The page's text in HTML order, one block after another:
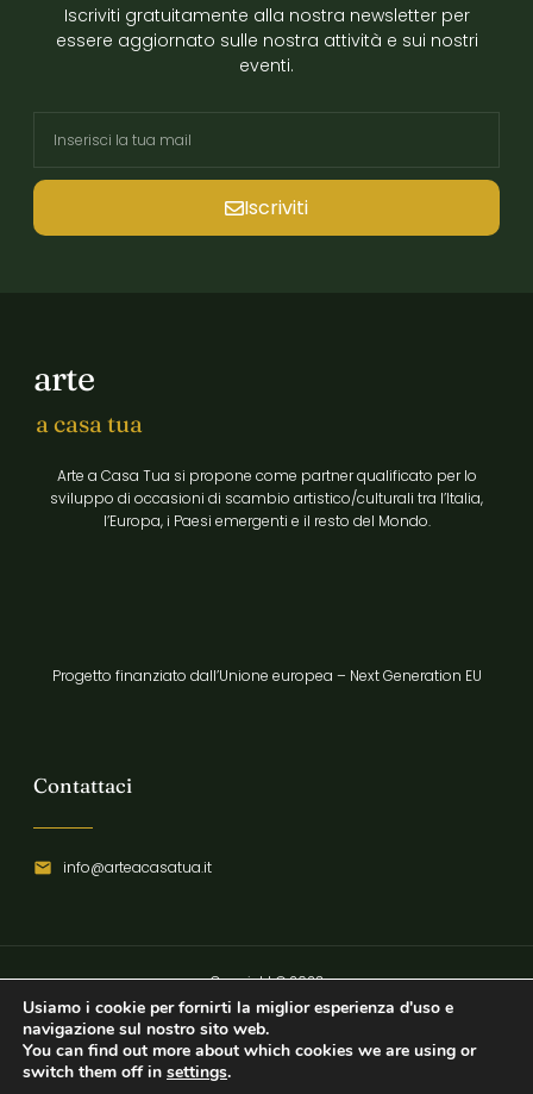
Iscriviti gratuitamente alla nostra newsletter per
essere aggiornato sulle nostra attività e sui nostri
eventi.
Iscriviti
arte
a casa tua
Arte a Casa Tua si propone come partner qualificato per lo
sviluppo di occasioni di scambio artistico/culturali tra l’Italia,
l’Europa, i Paesi emergenti e il resto del Mondo.
Progetto finanziato dall’Unione europea – Next Generation EU
Contattaci
info@arteacasatua.it
Copyright © 2023
Privacy Policy
Usiamo i cookie per fornirti la miglior esperienza d'uso e
navigazione sul nostro sito web.
You can find out more about which cookies we are using or
switch them off in settings.